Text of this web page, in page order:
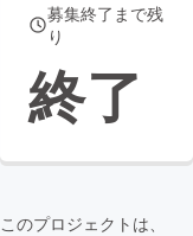
募集終了まで残
り
終了
このプロジェクトは、